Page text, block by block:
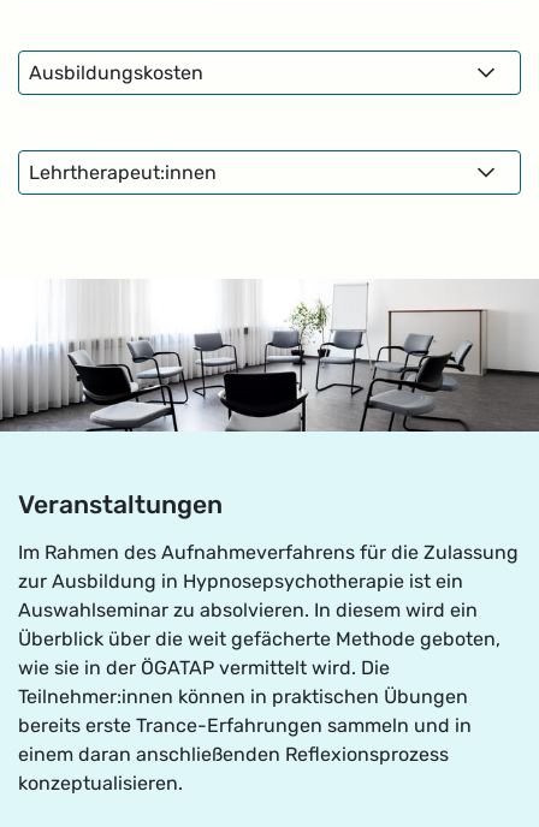
Ausbildungskosten
Lehrtherapeut:innen
Veranstaltungen
Im Rahmen des Aufnahmeverfahrens für die Zulassung
zur Ausbildung in Hypnosepsychotherapie ist ein
Auswahlseminar zu absolvieren. In diesem wird ein
Überblick über die weit gefächerte Methode geboten,
wie sie in der ÖGATAP vermittelt wird. Die
Teilnehmer:innen können in praktischen Übungen
bereits erste Trance-Erfahrungen sammeln und in
einem daran anschließenden Reflexionsprozess
konzeptualisieren.